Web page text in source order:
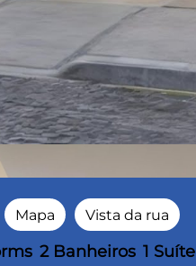
Mapa Vista da rua
2 Banheiros 1 Suíte